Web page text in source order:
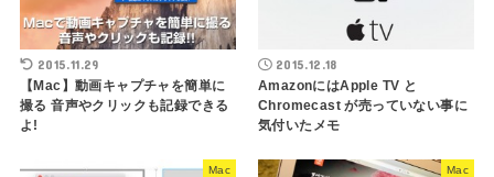
2015.11.29
【Mac】動画キャプチャを簡単に
撮る 音声やクリックも記録できる
よ!
2015.12.18
AmazonにはApple TV と
Chromecast が売っていない事に
気付いたメモ
Mac Mac